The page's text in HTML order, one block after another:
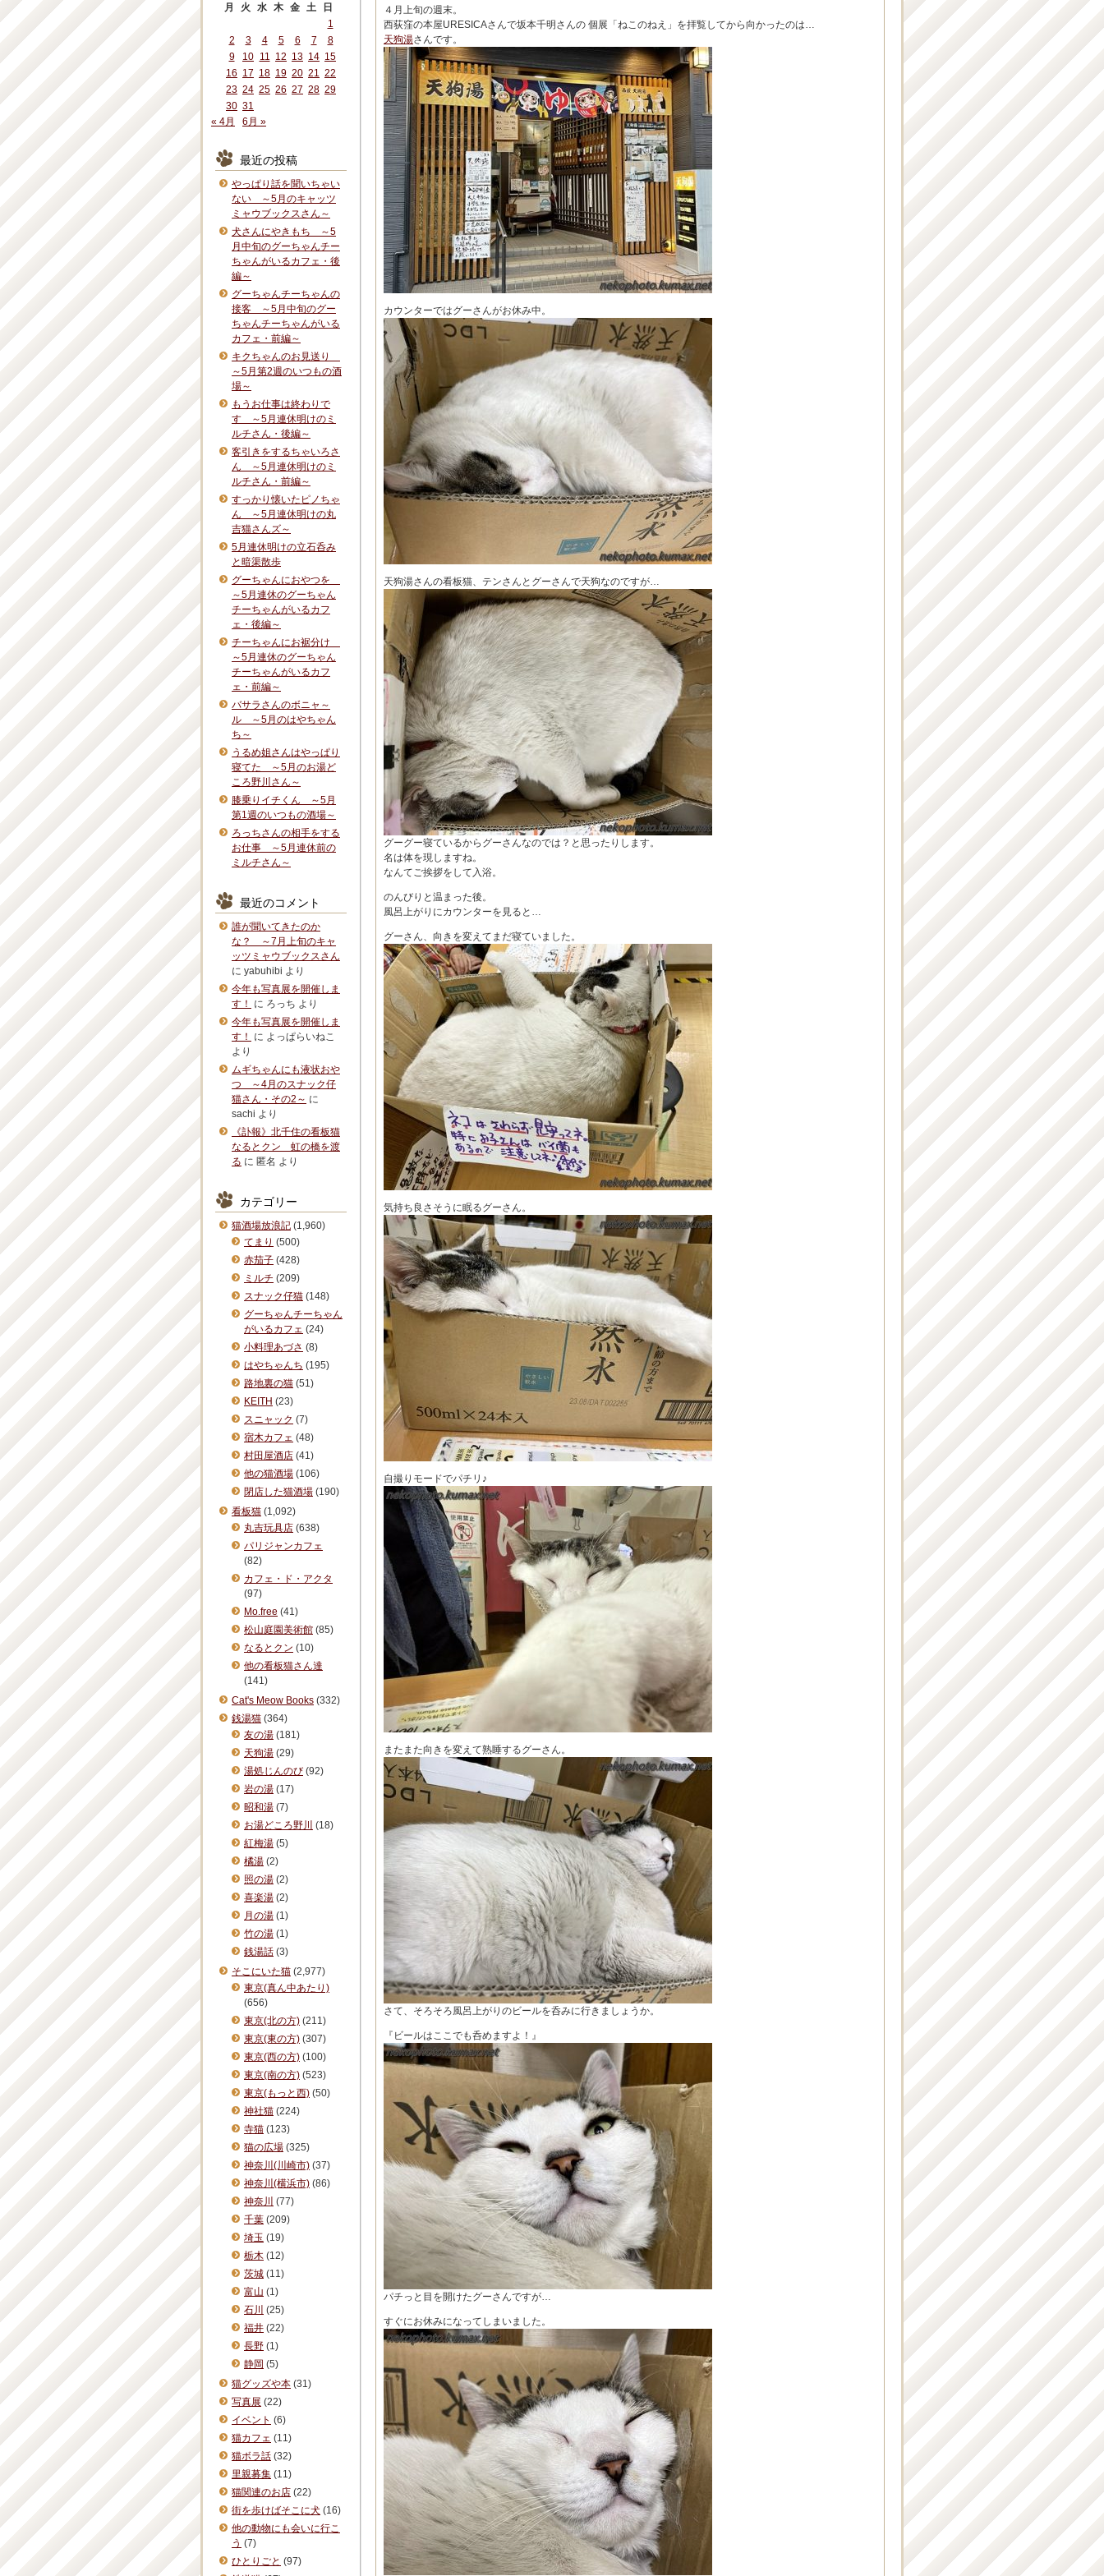
４月上旬の週末。
西荻窪の本屋URESICAさんで坂本千明さんの 個展「ねこのねえ」を拝覧してから向かったのは…
天狗湯さんです。
カウンターではグーさんがお休み中。
天狗湯さんの看板猫、テンさんとグーさんで天狗なのですが…
グーグー寝ているからグーさんなのでは？と思ったりします。
名は体を現しますね。
なんてご挨拶をして入浴。
のんびりと温まった後。
風呂上がりにカウンターを見ると…
グーさん、向きを変えてまだ寝ていました。
気持ち良さそうに眠るグーさん。
自撮りモードでパチリ♪
またまた向きを変えて熟睡するグーさん。
さて、そろそろ風呂上がりのビールを呑みに行きましょうか。
『ビールはここでも呑めますよ！』
パチっと目を開けたグーさんですが…
すぐにお休みになってしまいました。
月 火 水 木 金 土
日
1
2
3 4 5 6 7
8
9
10 11 12 13 14 15
16 17 18 19 20 21 22
23 24 25 26 27 28 29
30 31
« 4月
6月 »
最近の投稿
やっぱり話を聞いちゃい
ない ～5月のキャッツ
ミャウブックスさん～
犬さんにやきもち ～5
月中旬のグーちゃんチー
ちゃんがいるカフェ・後
編～
グーちゃんチーちゃんの
接客 ～5月中旬のグー
ちゃんチーちゃんがいる
カフェ・前編～
キクちゃんのお見送り
～5月第2週のいつもの酒
場～
もうお仕事は終わりで
す ～5月連休明けのミ
ルチさん・後編～
客引きをするちゃいろさ
ん ～5月連休明けのミ
ルチさん・前編～
すっかり懐いたピノちゃ
ん ～5月連休明けの丸
吉猫さんズ～
5月連休明けの立石呑み
と暗渠散歩
グーちゃんにおやつを
～5月連休のグーちゃん
チーちゃんがいるカフ
ェ・後編～
チーちゃんにお裾分け
～5月連休のグーちゃん
チーちゃんがいるカフ
ェ・前編～
バサラさんのボニャ～
ル ～5月のはやちゃん
ち～
うるめ姐さんはやっぱり
寝てた ～5月のお湯ど
ころ野川さん～
膝乗りイチくん ～5月
第1週のいつもの酒場～
ろっちさんの相手をする
お仕事 ～5月連休前の
ミルチさん～
最近のコメント
誰が聞いてきたのか
な？ ～7月上旬のキャ
ッツミャウブックスさん
に yabuhibi より
今年も写真展を開催しま
す！
に ろっち より
今年も写真展を開催しま
す！
に よっぱらいねこ
より
ムギちゃんにも液状おや
つ ～4月のスナック仔
猫さん・その2～ に
sachi より
《訃報》北千住の看板猫
なるとクン 虹の橋を渡
る に 匿名 より
カテゴリー
猫酒場放浪記 (1,960)
てまり (500)
赤茄子 (428)
ミルチ (209)
スナック仔猫 (148)
グーちゃんチーちゃん
がいるカフェ (24)
小料理あづさ (8)
はやちゃんち (195)
路地裏の猫 (51)
KEITH (23)
スニャック (7)
宿木カフェ (48)
村田屋酒店 (41)
他の猫酒場 (106)
閉店した猫酒場 (190)
看板猫 (1,092)
丸吉玩具店 (638)
パリジャンカフェ
(82)
カフェ・ド・アクタ
(97)
Mo.free (41)
松山庭園美術館 (85)
なるとクン (10)
他の看板猫さん達
(141)
Cat's Meow Books (332)
銭湯猫 (364)
友の湯 (181)
天狗湯 (29)
湯処じんのび (92)
岩の湯 (17)
昭和湯 (7)
お湯どころ野川 (18)
紅梅湯 (5)
橘湯 (2)
照の湯 (2)
喜楽湯 (2)
月の湯 (1)
竹の湯 (1)
銭湯話 (3)
そこにいた猫 (2,977)
東京(真ん中あたり)
(656)
東京(北の方) (211)
東京(東の方) (307)
東京(西の方) (100)
東京(南の方) (523)
東京(もっと西) (50)
神社猫 (224)
寺猫 (123)
猫の広場 (325)
神奈川(川崎市) (37)
神奈川(横浜市) (86)
神奈川 (77)
千葉 (209)
埼玉 (19)
栃木 (12)
茨城 (11)
富山 (1)
石川 (25)
福井 (22)
長野 (1)
静岡 (5)
猫グッズや本 (31)
写真展 (22)
イベント (6)
猫カフェ (11)
猫ボラ話 (32)
里親募集 (11)
猫関連のお店 (22)
街を歩けばそこに犬 (16)
他の動物にも会いに行こ
う (7)
ひとりごと (97)